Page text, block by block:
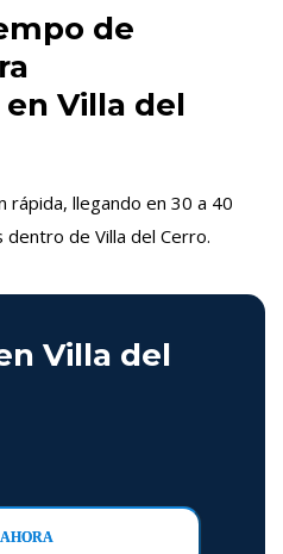
de
Villa del
rápida, llegando en 30 a 40
de Villa del Cerro.
Villa del